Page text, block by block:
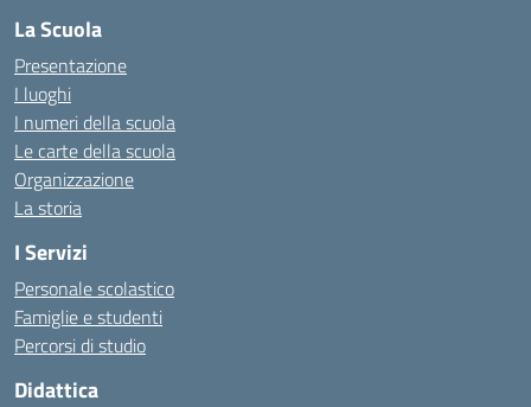
La Scuola
Presentazione
I luoghi
I numeri della scuola
Le carte della scuola
Organizzazione
La storia
I Servizi
Personale scolastico
Famiglie e studenti
Percorsi di studio
Didattica